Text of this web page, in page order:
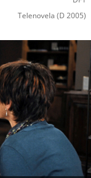
Telenovela (D 2005)